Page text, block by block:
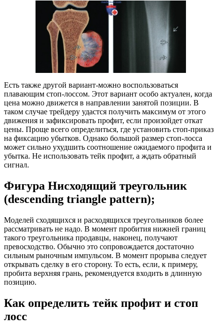
Есть также другой вариант-можно воспользоваться
плавающим стоп-лоссом. Этот вариант особо актуален, когда
цена можно движется в направлении занятой позиции. В
таком случае трейдеру удастся получить максимум от этого
движения и зафиксировать профит, если произойдет откат
цены. Проще всего определиться, где установить стоп-приказ
на фиксацию убытков. Однако большой размер стоп-лосса
может сильно ухудшить соотношение ожидаемого профита и
убытка. Не использовать тейк профит, а ждать обратный
сигнал.
Фигура Нисходящий треугольник
(descending triangle pattern);
Моделей сходящихся и расходящихся треугольников более
рассматривать не надо. В момент пробития нижней границ
такого треугольника продавцы, наконец, получают
превосходство. Обычно это сопровождается достаточно
сильным рыночным импульсом. В момент прорыва следует
открывать сделку в его сторону. То есть, если, к примеру,
пробита верхняя грань, рекомендуется входить в длинную
позицию.
Как определить тейк профит и стоп
лосс